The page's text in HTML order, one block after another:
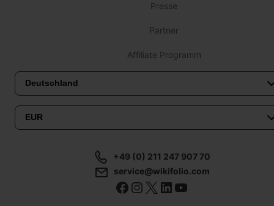
Presse
Partner
Affiliate Programm
+49 (0) 211 247 907 70
service@wikifolio.com